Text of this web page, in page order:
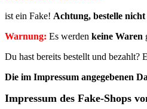
ist ein Fake! Achtung, bestelle
Warnung: Es werden keine Waren
Du hast bereits bestellt und bezahlt?
Die im Impressum angegebenen
Impressum des Fake-Shops